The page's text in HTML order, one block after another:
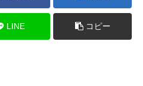
LINE コピー